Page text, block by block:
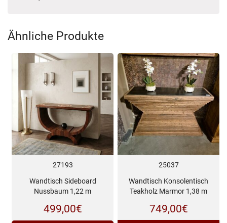
Ähnliche Produkte
27193
Wandtisch Sideboard
Nussbaum 1,22 m
499,00€
25037
Wandtisch Konsolentisch
Teakholz Marmor 1,38 m
749,00€